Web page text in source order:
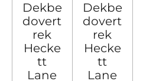
Dekbe
dovert
rek
Hecke
tt
Lane
Dekbe
dovert
rek
Hecke
tt
Lane